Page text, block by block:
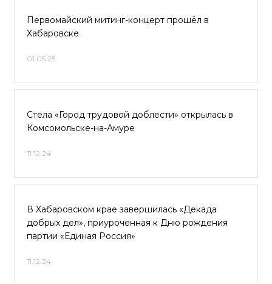
Первомайский митинг-концерт прошёл в
Хабаровске
01.05.25
Стела «Город трудовой доблести» открылась в
Комсомольске-на-Амуре
11.12.24
В Хабаровском крае завершилась «Декада
добрых дел», приуроченная к Дню рождения
партии «Единая Россия»
11.12.24